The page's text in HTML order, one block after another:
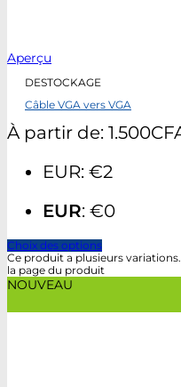
Aperçu
DESTOCKAGE
Câble VGA vers VGA
À partir de: 1.500
EUR: €2
EUR: €0
Choix des options
Ce produit a plusieurs
la page du produit
NOUVEAU